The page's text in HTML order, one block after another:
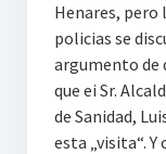
Henares, pero
policias se
argumento de
que ei Sr.
de Sanidad,
esta „visita“.